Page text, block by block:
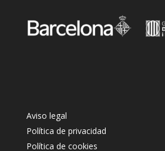
Aviso legal
Política de privacidad
Política de cookies